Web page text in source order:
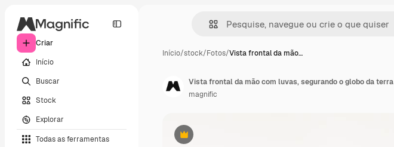
Criar
Início
Buscar
Stock
Explorar
Todas as ferramentas
Início/stock/Fotos/Vista frontal da mão…
Premium
Vista frontal da mão com luvas, segurando o globo da terra
magnific